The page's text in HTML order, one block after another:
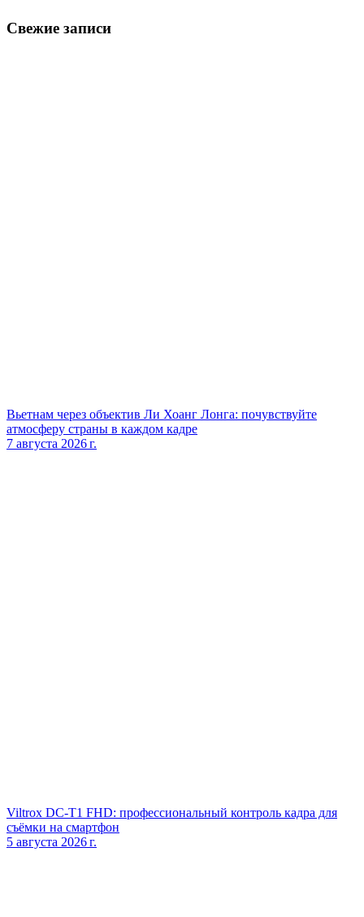
Свежие записи
Вьетнам через объектив Ли Хоанг Лонга: почувствуйте
атмосферу страны в каждом кадре
7 августа 2026 г.
Viltrox DC‑T1 FHD: профессиональный контроль кадра для
съёмки на смартфон
5 августа 2026 г.